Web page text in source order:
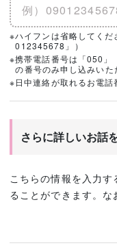
※ハイフンは省略してく
012345678」）
※携帯電話番号は「050」
の番号のみ申し込みいた
※日中連絡が取れるお電話
さらに詳しいお話
こちらの情報を入力
ることができます。な